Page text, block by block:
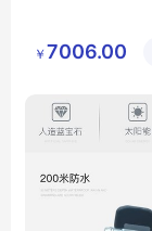
￥ 7006.00